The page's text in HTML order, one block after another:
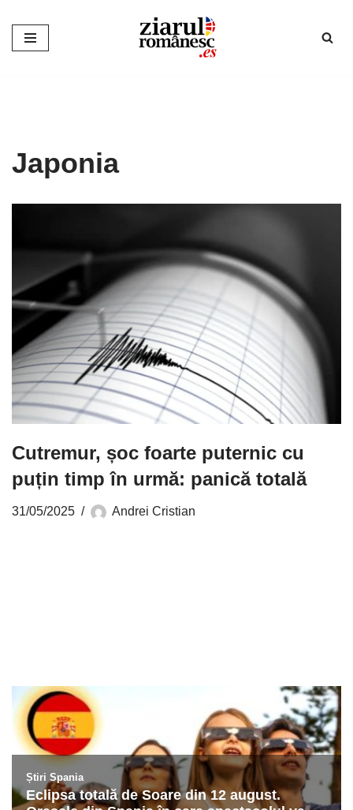
Sari
Japonia
Cutremur, șoc foarte puternic cu
puțin timp în urmă: panică totală
31/05/2025 Andrei Cristian